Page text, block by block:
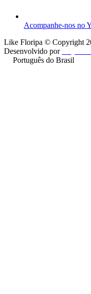
Acompanhe-nos no
Like Floripa © Copyright
Desenvolvido por
Português do Brasil